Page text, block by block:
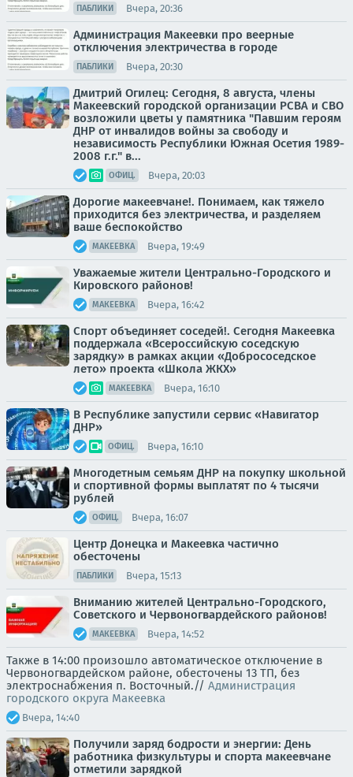
ПАБЛИКИ Вчера, 20:36
Администрация Макеевки про веерные
отключения электричества в городе
ПАБЛИКИ Вчера, 20:30
Дмитрий Огилец: Сегодня, 8 августа, члены
Макеевский городской организации РСВА и СВО
возложили цветы у памятника "Павшим героям
ДНР от инвалидов войны за свободу и
независимость Республики Южная Осетия 1989-
2008 г.г." в...
ОФИЦ. Вчера, 20:03
Дорогие макеевчане!. Понимаем, как тяжело
приходится без электричества, и разделяем
ваше беспокойство
МАКЕЕВКА Вчера, 19:49
Уважаемые жители Центрально-Городского и
Кировского районов!
МАКЕЕВКА Вчера, 16:42
Спорт объединяет соседей!. Сегодня Макеевка
поддержала «Всероссийскую соседскую
зарядку» в рамках акции «Добрососедское
лето» проекта «Школа ЖКХ»
МАКЕЕВКА Вчера, 16:10
В Республике запустили сервис «Навигатор
ДНР»
ОФИЦ. Вчера, 16:10
Многодетным семьям ДНР на покупку школьной
и спортивной формы выплатят по 4 тысячи
рублей
ОФИЦ. Вчера, 16:07
Центр Донецка и Макеевка частично
обесточены
ПАБЛИКИ Вчера, 15:13
Вниманию жителей Центрально-Городского,
Советского и Червоногвардейского районов!
МАКЕЕВКА Вчера, 14:52
Также в 14:00 произошло автоматическое отключение в
Червоногвардейском районе, обесточены 13 ТП, без
электроснабжения п. Восточный.// Администрация
городского округа Макеевка
Вчера, 14:40
Получили заряд бодрости и энергии: День
работника физкультуры и спорта макеевчане
отметили зарядкой